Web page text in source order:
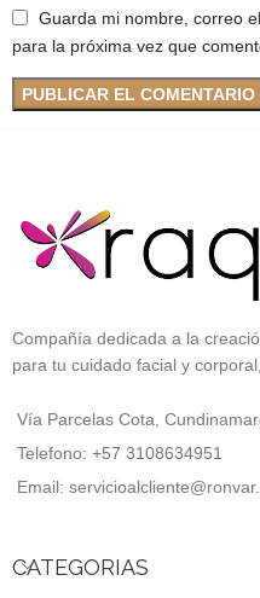
Guarda mi nombre, correo
para la próxima vez que
Compañía dedicada a la
para tu cuidado facial y
Vía Parcelas Cota,
Telefono: +57 3108634951
Email:
CATEGORIAS